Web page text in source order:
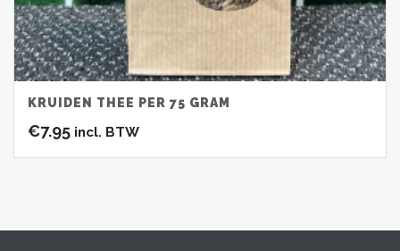
KRUIDEN THEE PER 75 GRAM
€7.95 incl. BTW